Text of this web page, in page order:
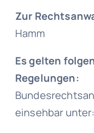
Zur
Hamm
Es gelten
Regelungen:
einsehbar unter: